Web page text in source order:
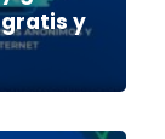
y